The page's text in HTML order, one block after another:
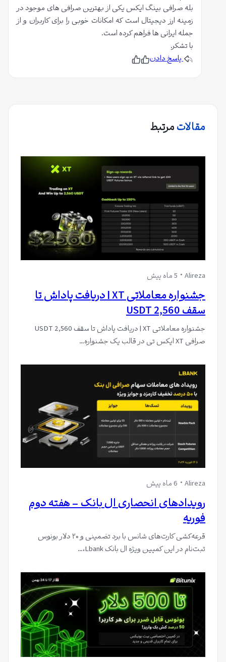
بله صرافی بینگ ایکس یکی از بهترین صرافی های موجود در
زمینه ارز دیجیتال است که امکانات خوبی را برای کاربران و از
جمله ایرانی ها فراهم کرده است.
با تشکر.
پاسخ دادنپ ن
مقالاتمرتبط
Alireza 5 ماه پیش
جشنواره معاملاتی XT | دریافت پاداش تا
سقف 2,560 USDT
جشنواره معاملاتی XT | دریافت پاداش تا سقف 2,560 USDT
صرافی XT ایکس تی در قالب یک جشنواره…
Alireza 6 ماه پیش
رویدادهای انحصاری ال بانک – هفته دوم
فوریه
قرعه‌کشی کارت‌های شانس با برد تضمینی و ۲۰ دلار بونوس
ثبت‌نام در این کمپین ویژه ال بانک Lbank،…